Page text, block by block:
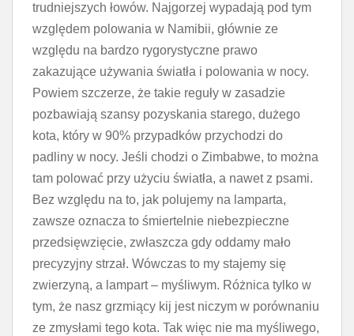
trudniejszych łowów. Najgorzej wypadają pod tym
względem polowania w Namibii, głównie ze
względu na bardzo rygorystyczne prawo
zakazujące używania światła i polowania w nocy.
Powiem szczerze, że takie reguły w zasadzie
pozbawiają szansy pozyskania starego, dużego
kota, który w 90% przypadków przychodzi do
padliny w nocy. Jeśli chodzi o Zimbabwe, to można
tam polować przy użyciu światła, a nawet z psami.
Bez względu na to, jak polujemy na lamparta,
zawsze oznacza to śmiertelnie niebezpieczne
przedsięwzięcie, zwłaszcza gdy oddamy mało
precyzyjny strzał. Wówczas to my stajemy się
zwierzyną, a lampart – myśliwym. Różnica tylko w
tym, że nasz grzmiący kij jest niczym w porównaniu
ze zmysłami tego kota. Tak więc nie ma myśliwego,